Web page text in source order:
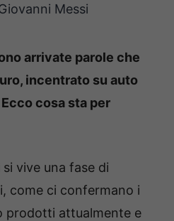
Messi
arrivate parole che
incentrato su auto
cosa sta per
si vive una fase di
come ci confermano i
prodotti attualmente e